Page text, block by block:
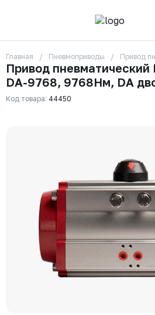
О компании
Контакты
Бренды
Отзывы
Сотрудники
Реквизиты
+7 (495) 215-24-81
Заказать звонок Email для
Одинцово, Внуковская 9, пав.
Пункт выдачи заказов
Главная Пневмоприводы Привод
Привод
DA-9768, 9768Нм, DA
Код товара: 44450